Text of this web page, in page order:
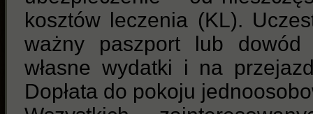
kosztów leczenia (KL).
ważny paszport lub dowód
własne wydatki i na
Dopłata do pokoju